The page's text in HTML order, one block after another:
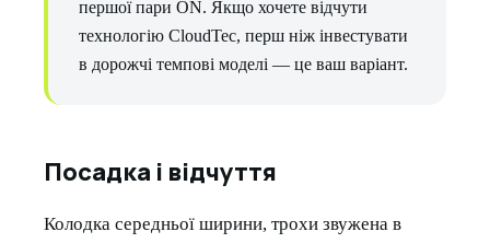
першої пари ON. Якщо хочете відчути
технологію CloudTec, перш ніж інвестувати
в дорожчі темпові моделі — це ваш варіант.
Посадка і відчуття
Колодка середньої ширини, трохи звужена в